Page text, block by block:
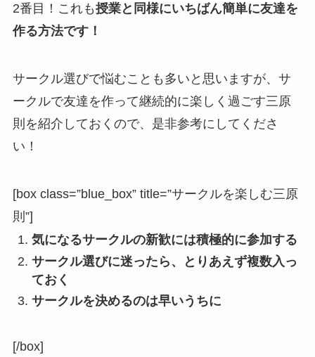
2番目！これも授業と同様にいちばん簡単に友達を
作る方法です！
サークル選びで悩むことも多いと思いますが、サ
ークルで友達を作って継続的に楽しく過ごす三原
則を紹介しておくので、是非参考にしてくださ
い！
[box class=”blue_box” title=”サークルを楽しむ三原
則”]
気になるサークルの新歓には積極的に参加する
サークル選びに迷ったら、とりあえず複数入っ
ておく
サークルを決めるのは早いうちに
[/box]